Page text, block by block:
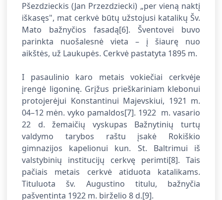
Pšezdzieckis (Jan Przezdziecki) „per vieną naktį
iškasęs", mat cerkvė būtų užstojusi katalikų Šv.
Mato bažnyčios fasadą[6]. Šventovei buvo
parinkta nuošalesnė vieta – į šiaurę nuo
aikštės, už Laukupės. Cerkvė pastatyta 1895 m.
I pasaulinio karo metais vokiečiai cerkvėje
įrengė ligoninę. Grįžus prieškariniam klebonui
protojerėjui Konstantinui Majevskiui, 1921 m.
04–12 mėn. vyko pamaldos[7]. 1922 m. vasario
22 d. žemaičių vyskupas Bažnytinių turtų
valdymo tarybos raštu įsakė Rokiškio
gimnazijos kapelionui kun. St. Baltrimui iš
valstybinių institucijų cerkvę perimti[8]. Tais
pačiais metais cerkvė atiduota katalikams.
Tituluota šv. Augustino titulu, bažnyčia
pašventinta 1922 m. birželio 8 d.[9].